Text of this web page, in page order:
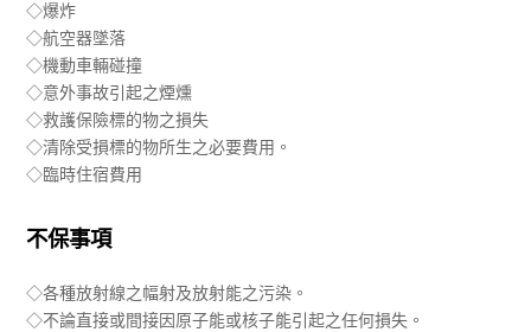
◇爆炸
◇航空器墜落
◇機動車輛碰撞
◇意外事故引起之煙燻
◇救護保險標的物之損失
◇清除受損標的物所生之必要費用。
◇臨時住宿費用
不保事項
◇各種放射線之幅射及放射能之污染。
◇不論直接或間接因原子能或核子能引起之任何損失。